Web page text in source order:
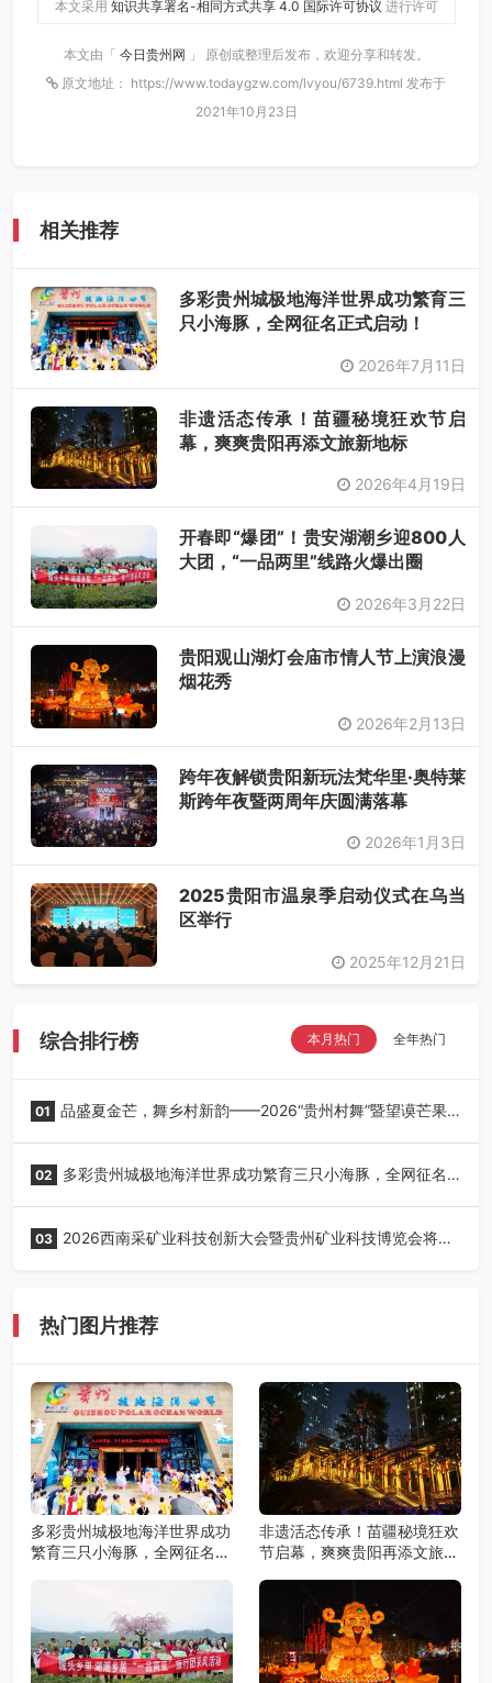
本文采用 知识共享署名-相同方式共享 4.0 国际许可协议 进行许可
本文由「 今日贵州网 」 原创或整理后发布，欢迎分享和转发。
原文地址： https://www.todaygzw.com/lvyou/6739.html 发布于
2021年10月23日
相关推荐
多彩贵州城极地海洋世界成功繁育三
只小海豚，全网征名正式启动！
2026年7月11日
非遗活态传承！苗疆秘境狂欢节启
幕，爽爽贵阳再添文旅新地标
2026年4月19日
开春即“爆团”！贵安湖潮乡迎800人
大团，“一品两里”线路火爆出圈
2026年3月22日
贵阳观山湖灯会庙市情人节上演浪漫
烟花秀
2026年2月13日
跨年夜解锁贵阳新玩法梵华里·奥特莱
斯跨年夜暨两周年庆圆满落幕
2026年1月3日
2025贵阳市温泉季启动仪式在乌当
区举行
2025年12月21日
综合排行榜 本月热门 全年热门
01 品盛夏金芒，舞乡村新韵——2026“贵州村舞”暨望谟芒果
02 多彩贵州城极地海洋世界成功繁育三只小海豚，全网征名
03 2026西南采矿业科技创新大会暨贵州矿业科技博览会将在
热门图片推荐
多彩贵州城极地海洋世界成功
繁育三只小海豚，全网征名正
非遗活态传承！苗疆秘境狂欢
节启幕，爽爽贵阳再添文旅新